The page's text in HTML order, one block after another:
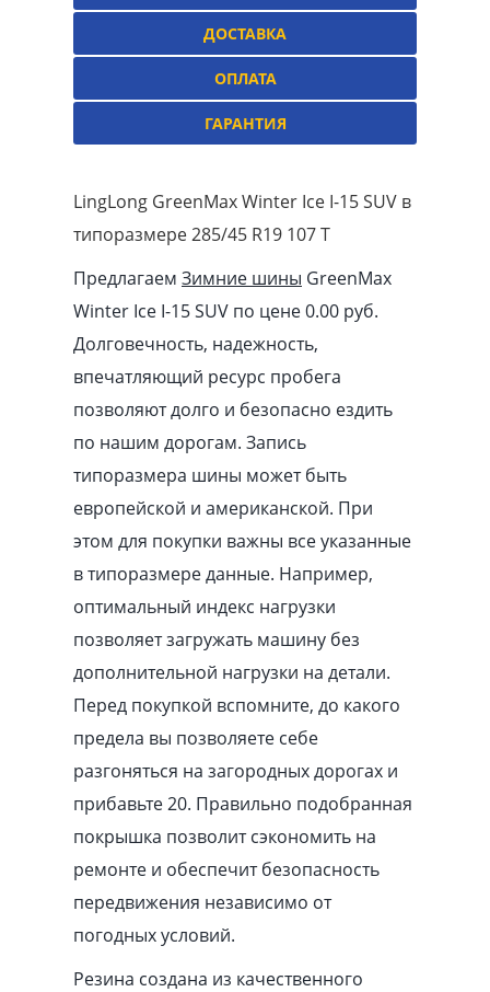
ДОСТАВКА
ОПЛАТА
ГАРАНТИЯ
LingLong GreenMax Winter Ice I-15 SUV в
типоразмере 285/45 R19 107 T
Предлагаем Зимние шины GreenMax
Winter Ice I-15 SUV по цене 0.00 pуб.
Долговечность, надежность,
впечатляющий ресурс пробега
позволяют долго и безопасно ездить
по нашим дорогам. Запись
типоразмера шины может быть
европейской и американской. При
этом для покупки важны все указанные
в типоразмере данные. Например,
оптимальный индекс нагрузки
позволяет загружать машину без
дополнительной нагрузки на детали.
Перед покупкой вспомните, до какого
предела вы позволяете себе
разгоняться на загородных дорогах и
прибавьте 20. Правильно подобранная
покрышка позволит сэкономить на
ремонте и обеспечит безопасность
передвижения независимо от
погодных условий.
Резина создана из качественного